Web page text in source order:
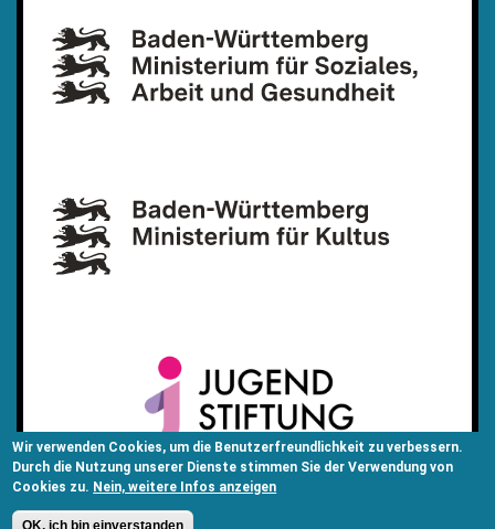
Wir verwenden Cookies, um die Benutzerfreundlichkeit zu verbessern.
Durch die Nutzung unserer Dienste stimmen Sie der Verwendung von
Cookies zu. Nein, weitere Infos anzeigen
OK, ich bin einverstanden